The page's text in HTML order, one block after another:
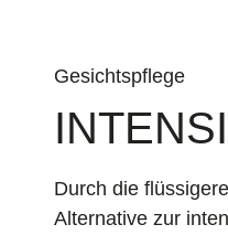
Gesichtspflege
Durch die
Alternative zur